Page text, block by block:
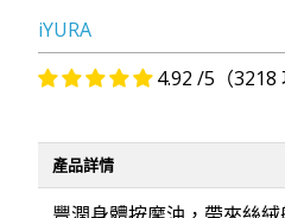
iYURA
4.92 /5（3218
產品詳情